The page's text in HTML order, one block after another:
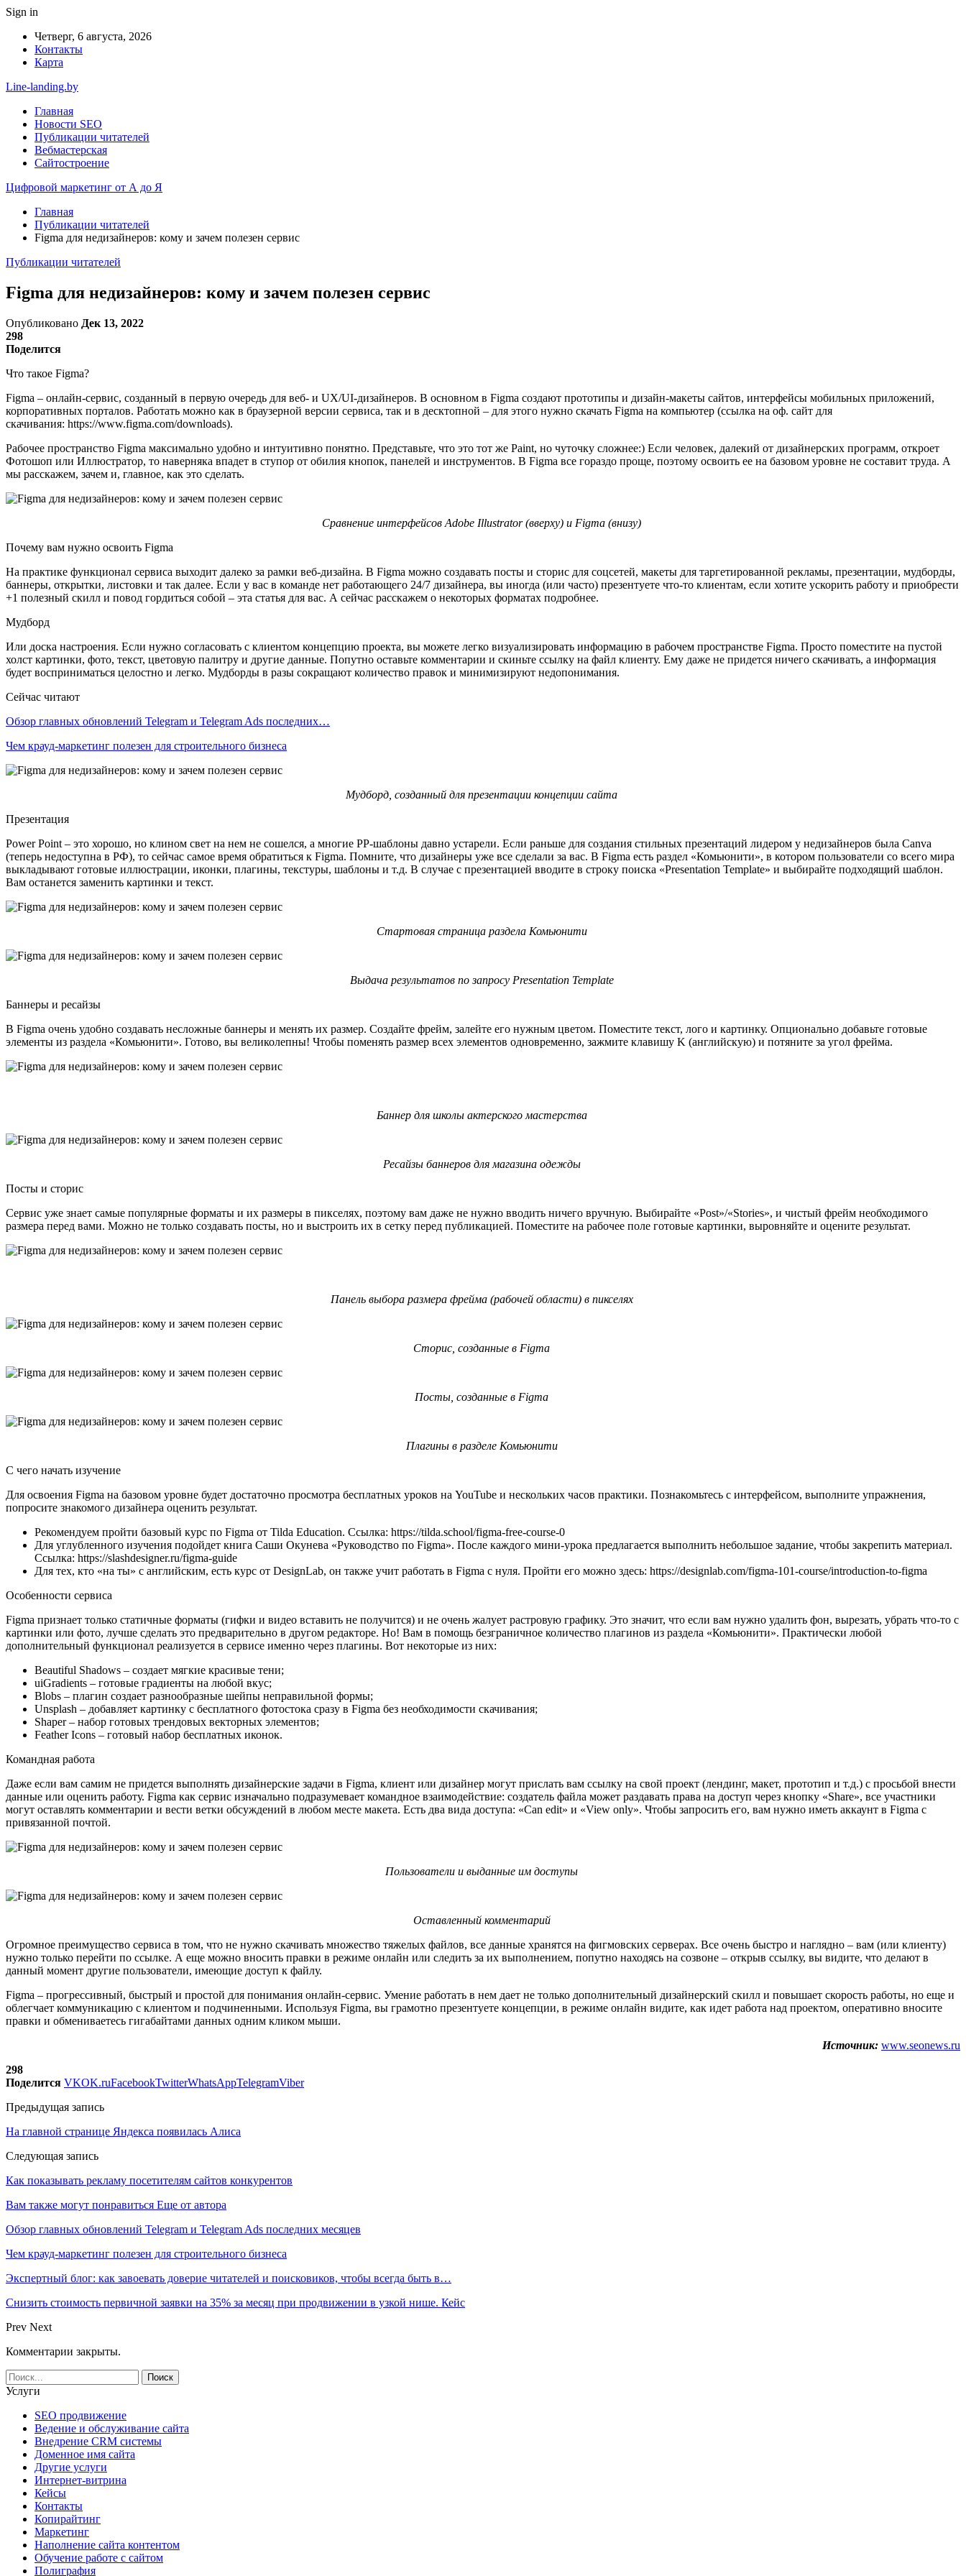
Sign in
Четверг, 6 августа, 2026
Контакты
Карта
Line-landing.by
Главная
Новости SEO
Публикации читателей
Вебмастерская
Сайтостроение
Цифровой маркетинг от А до Я
Главная
Публикации читателей
Figma для недизайнеров: кому и зачем полезен сервис
Публикации читателей
Figma для недизайнеров: кому и зачем полезен сервис
Опубликовано Дек 13, 2022
298
Поделится
Что такое Figma?
Figma – онлайн-сервис, созданный в первую очередь для веб- и UX/UI-дизайнеров. В основном в Figma создают прототипы и дизайн-макеты сайтов, интерфейсы мобильных приложений,
корпоративных порталов. Работать можно как в браузерной версии сервиса, так и в десктопной – для этого нужно скачать Figma на компьютер (ссылка на оф. сайт для
скачивания: https://www.figma.com/downloads).
Рабочее пространство Figma максимально удобно и интуитивно понятно. Представьте, что это тот же Paint, но чуточку сложнее:) Если человек, далекий от дизайнерских программ, откроет
Фотошоп или Иллюстратор, то наверняка впадет в ступор от обилия кнопок, панелей и инструментов. В Figmа все гораздо проще, поэтому освоить ее на базовом уровне не составит труда. А
мы расскажем, зачем и, главное, как это сделать.
Сравнение интерфейсов Adobe Illustrator (вверху) и Figma (внизу)
Почему вам нужно освоить Figma
На практике функционал сервиса выходит далеко за рамки веб-дизайна. В Figma можно создавать посты и сторис для соцсетей, макеты для таргетированной рекламы, презентации, мудборды,
баннеры, открытки, листовки и так далее. Если у вас в команде нет работающего 24/7 дизайнера, вы иногда (или часто) презентуете что-то клиентам, если хотите ускорить работу и приобрести
+1 полезный скилл и повод гордиться собой – эта статья для вас. А сейчас расскажем о некоторых форматах подробнее.
Мудборд
Или доска настроения. Если нужно согласовать с клиентом концепцию проекта, вы можете легко визуализировать информацию в рабочем пространстве Figma. Просто поместите на пустой
холст картинки, фото, текст, цветовую палитру и другие данные. Попутно оставьте комментарии и скиньте ссылку на файл клиенту. Ему даже не придется ничего скачивать, а информация
будет восприниматься целостно и легко. Мудборды в разы сокращают количество правок и минимизируют недопонимания.
Сейчас читают
Обзор главных обновлений Telegram и Telegram Ads последних…
Чем крауд-маркетинг полезен для строительного бизнеса
Мудборд, созданный для презентации концепции сайта
Презентация
Power Point – это хорошо, но клином свет на нем не сошелся, а многие PP-шаблоны давно устарели. Если раньше для создания стильных презентаций лидером у недизайнеров была Canva
(теперь недоступна в РФ), то сейчас самое время обратиться к Figma. Помните, что дизайнеры уже все сделали за вас. В Figma есть раздел «Комьюнити», в котором пользователи со всего мира
выкладывают готовые иллюстрации, иконки, плагины, текстуры, шаблоны и т.д. В случае с презентацией вводите в строку поиска «Presentation Template» и выбирайте подходящий шаблон.
Вам останется заменить картинки и текст.
Стартовая страница раздела Комьюнити
Выдача результатов по запросу Presentation Template
Баннеры и ресайзы
В Figma очень удобно создавать несложные баннеры и менять их размер. Создайте фрейм, залейте его нужным цветом. Поместите текст, лого и картинку. Опционально добавьте готовые
элементы из раздела «Комьюнити». Готово, вы великолепны! Чтобы поменять размер всех элементов одновременно, зажмите клавишу K (английскую) и потяните за угол фрейма.
Баннер для школы актерского мастерства
Ресайзы баннеров для магазина одежды
Посты и сторис
Сервис уже знает самые популярные форматы и их размеры в пикселях, поэтому вам даже не нужно вводить ничего вручную. Выбирайте «Post»/«Stories», и чистый фрейм необходимого
размера перед вами. Можно не только создавать посты, но и выстроить их в сетку перед публикацией. Поместите на рабочее поле готовые картинки, выровняйте и оцените результат.
Панель выбора размера фрейма (рабочей области) в пикселях
Сторис, созданные в Figma
Посты, созданные в Figma
Плагины в разделе Комьюнити
С чего начать изучение
Для освоения Figma на базовом уровне будет достаточно просмотра бесплатных уроков на YouTube и нескольких часов практики. Познакомьтесь с интерфейсом, выполните упражнения,
попросите знакомого дизайнера оценить результат.
Рекомендуем пройти базовый курс по Figma от Tilda Education. Ссылка: https://tilda.school/figma-free-course-0
Для углубленного изучения подойдет книга Саши Окунева «Руководство по Figma». После каждого мини-урока предлагается выполнить небольшое задание, чтобы закрепить материал.
Ссылка: https://slashdesigner.ru/figma-guide
Для тех, кто «на ты» с английским, есть курс от DesignLab, он также учит работать в Figma с нуля. Пройти его можно здесь: https://designlab.com/figma-101-course/introduction-to-figma
Особенности сервиса
Figma признает только статичные форматы (гифки и видео вставить не получится) и не очень жалует растровую графику. Это значит, что если вам нужно удалить фон, вырезать, убрать что-то с
картинки или фото, лучше сделать это предварительно в другом редакторе. Но! Вам в помощь безграничное количество плагинов из раздела «Комьюнити». Практически любой
дополнительный функционал реализуется в сервисе именно через плагины. Вот некоторые из них:
Beautiful Shadows – создает мягкие красивые тени;
uiGradients – готовые градиенты на любой вкус;
Blobs – плагин создает разнообразные шейпы неправильной формы;
Unsplash – добавляет картинку с бесплатного фотостока сразу в Figma без необходимости скачивания;
Shaper – набор готовых трендовых векторных элементов;
Feather Icons – готовый набор бесплатных иконок.
Командная работа
Даже если вам самим не придется выполнять дизайнерские задачи в Figma, клиент или дизайнер могут прислать вам ссылку на свой проект (лендинг, макет, прототип и т.д.) с просьбой внести
данные или оценить работу. Figma как сервис изначально подразумевает командное взаимодействие: создатель файла может раздавать права на доступ через кнопку «Share», все участники
могут оставлять комментарии и вести ветки обсуждений в любом месте макета. Есть два вида доступа: «Can edit» и «View only». Чтобы запросить его, вам нужно иметь аккаунт в Figma с
привязанной почтой.
Пользователи и выданные им доступы
Оставленный комментарий
Огромное преимущество сервиса в том, что не нужно скачивать множество тяжелых файлов, все данные хранятся на фигмовских серверах. Все очень быстро и наглядно – вам (или клиенту)
нужно только перейти по ссылке. А еще можно вносить правки в режиме онлайн или следить за их выполнением, попутно находясь на созвоне – открыв ссылку, вы видите, что делают в
данный момент другие пользователи, имеющие доступ к файлу.
Figma – прогрессивный, быстрый и простой для понимания онлайн-сервис. Умение работать в нем дает не только дополнительный дизайнерский скилл и повышает скорость работы, но еще и
облегчает коммуникацию с клиентом и подчиненными. Используя Figma, вы грамотно презентуете концепции, в режиме онлайн видите, как идет работа над проектом, оперативно вносите
правки и обмениваетесь гигабайтами данных одним кликом мыши.
Источник: www.seonews.ru
298
Поделится VKOK.ruFacebookTwitterWhatsAppTelegramViber
Предыдущая запись
На главной странице Яндекса появилась Алиса
Следующая запись
Как показывать рекламу посетителям сайтов конкурентов
Вам также могут понравиться Еще от автора
Обзор главных обновлений Telegram и Telegram Ads последних месяцев
Чем крауд-маркетинг полезен для строительного бизнеса
Экспертный блог: как завоевать доверие читателей и поисковиков, чтобы всегда быть в…
Снизить стоимость первичной заявки на 35% за месяц при продвижении в узкой нише. Кейс
Prev Next
Комментарии закрыты.
Услуги
SEO продвижение
Ведение и обслуживание сайта
Внедрение CRM системы
Доменное имя сайта
Другие услуги
Интернет-витрина
Кейсы
Контакты
Копирайтинг
Маркетинг
Наполнение сайта контентом
Обучение работе с сайтом
Полиграфия